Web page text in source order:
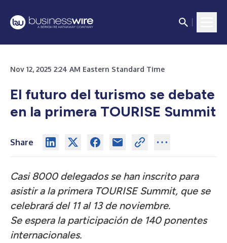
Nov 12, 2025 2:24 AM Eastern Standard Time
El futuro del turismo se debate
en la primera TOURISE Summit
Share
Casi 8000 delegados se han inscrito para
asistir a la primera TOURISE Summit, que se
celebrará del 11 al 13 de noviembre.
Se espera la participación de 140 ponentes
internacionales.